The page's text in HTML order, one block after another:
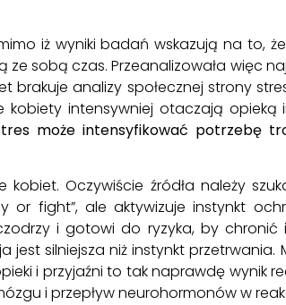
iż wyniki badań wskazują na to,
sobą czas. Przeanalizowała więc
analizy społecznej strony
kobiety intensywniej otaczają opieką
może intensyfikować potrzebę
Oczywiście źródła należy
fight”, ale aktywizuje instynkt
i gotowi do ryzyka, by chronić
silniejsza niż instynkt przetrwania.
i przyjaźni to tak naprawdę wynik
i przepływ neurohormonów w